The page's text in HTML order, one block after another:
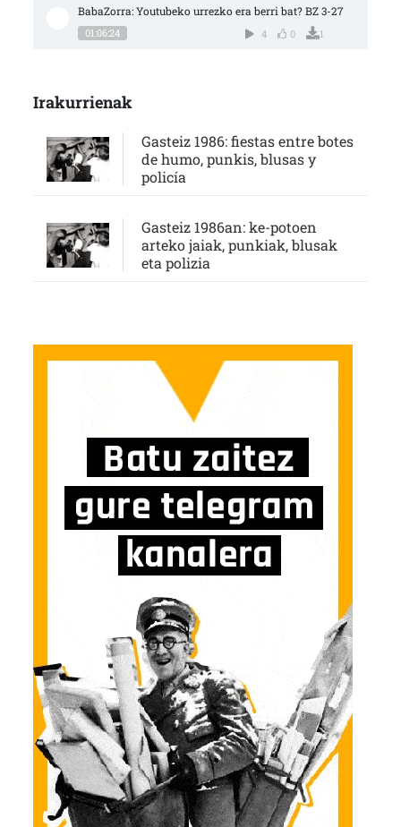
BabaZorra: Youtubeko urrezko era berri bat? BZ 3-27
01:06:24 4 0 1
Irakurrienak
Gasteiz 1986: fiestas entre botes
de humo, punkis, blusas y
policía
Gasteiz 1986an: ke-potoen
arteko jaiak, punkiak, blusak
eta polizia